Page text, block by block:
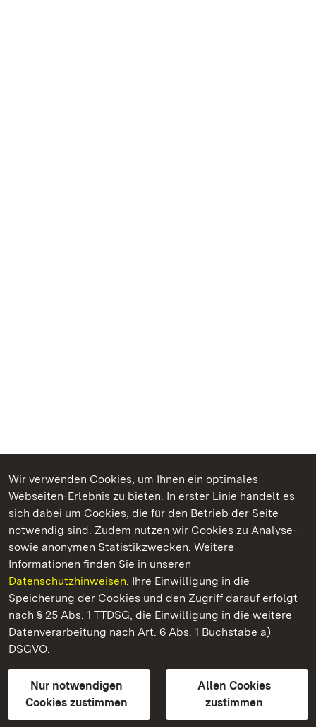
Wir verwenden Cookies, um Ihnen ein optimales
Webseiten-Erlebnis zu bieten. In erster Linie handelt es
sich dabei um Cookies, die für den Betrieb der Seite
notwendig sind. Zudem nutzen wir Cookies zu Analyse-
sowie anonymen Statistikzwecken. Weitere
Informationen finden Sie in unseren
Datenschutzhinweisen. Ihre Einwilligung in die
Speicherung der Cookies und den Zugriff darauf erfolgt
nach § 25 Abs. 1 TTDSG, die Einwilligung in die weitere
Datenverarbeitung nach Art. 6 Abs. 1 Buchstabe a)
DSGVO.
Nur notwendigen
Cookies zustimmen
Allen Cookies
zustimmen
Kommen. Staunen. Genießen.
Staatliche Schlösser und Gärten Baden‑Württemberg
Staatliche Schlösser und Gärten Baden-Württemberg
Kontakt
GebärdenspracheLeichte Sprache
Erklärung zur Barrierefreiheit
BITV-konform (geprüfte Seiten)